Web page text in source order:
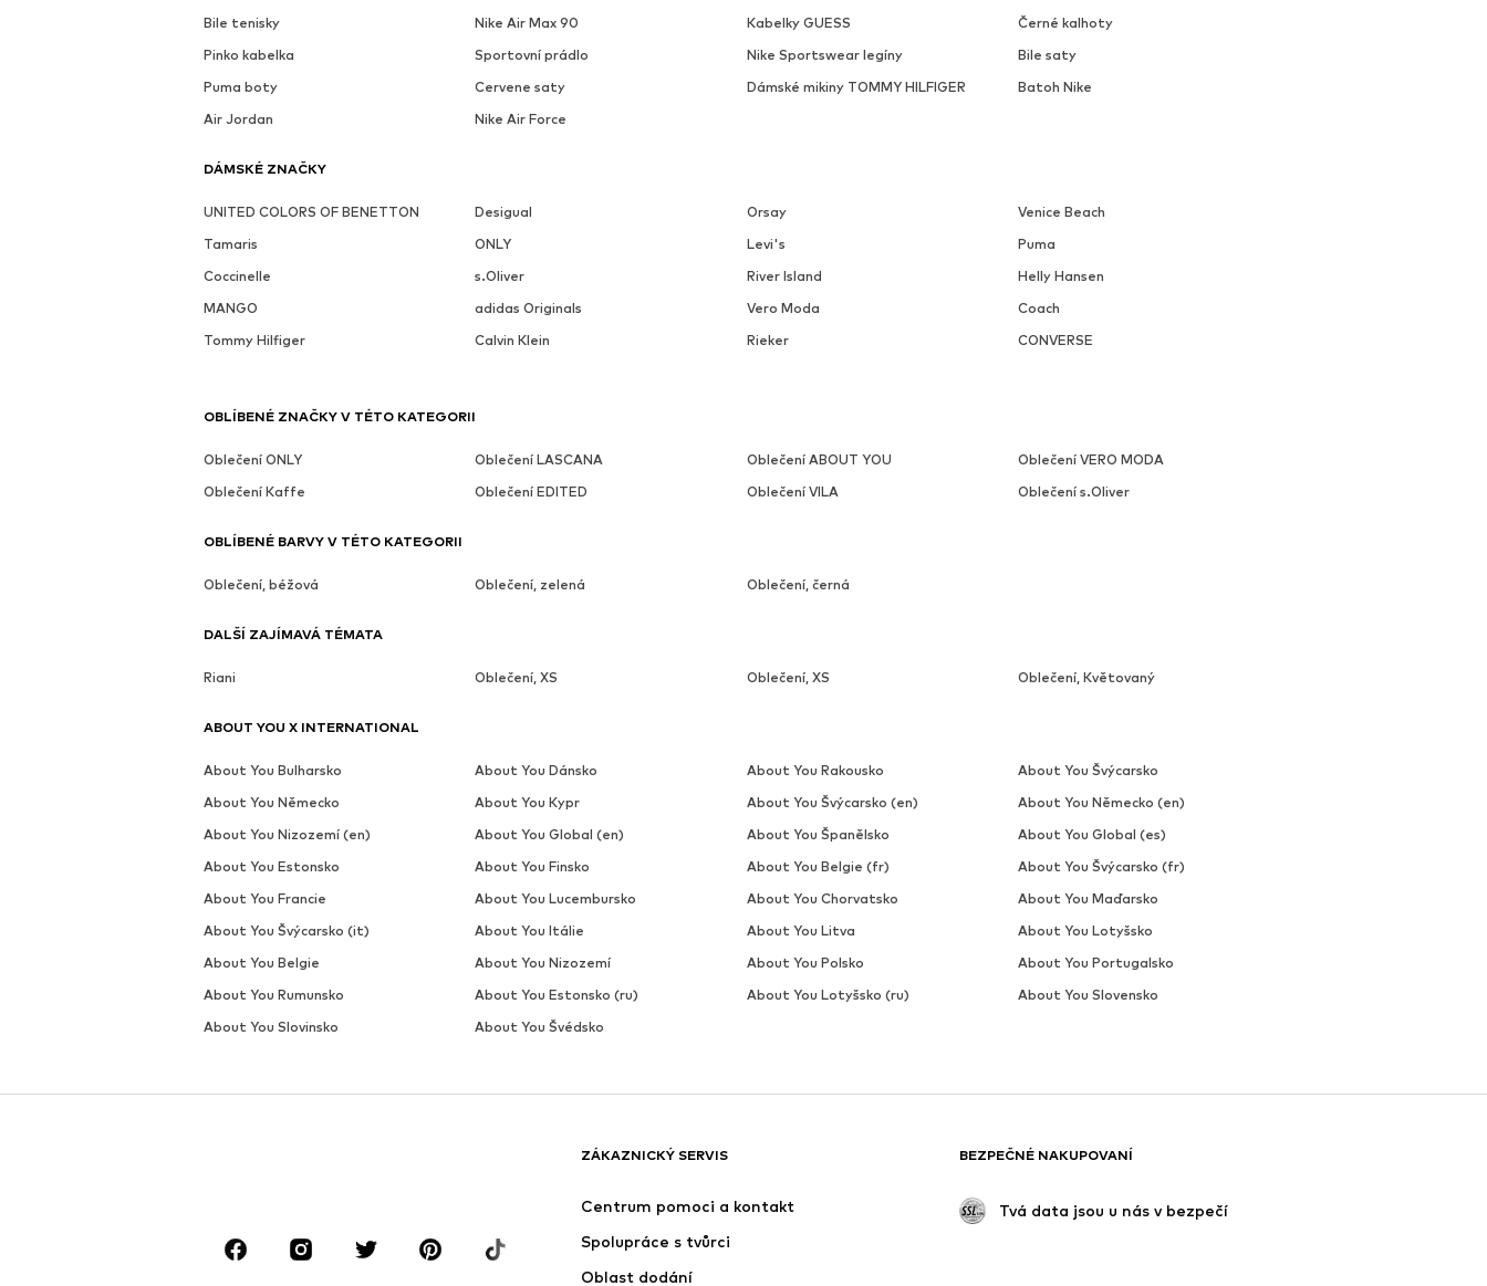
Bile tenisky
Nike Air Max 90 Kabelky GUESS
Černé kalhoty
Pinko kabelka
Sportovní prádlo Nike Sportswear legíny
Bile saty
Puma boty
Cervene saty Dámské mikiny TOMMY HILFIGER
Batoh Nike
Air Jordan
Nike Air Force
DÁMSKÉ ZNAČKY
UNITED COLORS OF BENETTON Desigual Orsay
Venice Beach
Tamaris
ONLY Levi's
Puma
Coccinelle
s.Oliver River Island
Helly Hansen
MANGO
adidas Originals Vero Moda
Coach
Tommy Hilfiger
Calvin Klein Rieker CONVERSE
ZÁKAZNICKÝ SERVIS
Centrum pomoci a kontakt
Spolupráce s tvůrci
Oblast dodání
BEZPEČNÉ NAKUPOVANÍ
Tvá data jsou u nás v bezpečí
OBLÍBENÉ ZNAČKY V TÉTO KATEGORII
Oblečení ONLY Oblečení LASCANA Oblečení ABOUT YOU
Oblečení VERO MODA
Oblečení Kaffe
Oblečení EDITED Oblečení VILA Oblečení s.Oliver
OBLÍBENÉ BARVY V TÉTO KATEGORII
Oblečení, béžová Oblečení, zelená Oblečení, černá
DALŠÍ ZAJÍMAVÁ TÉMATA
Riani Oblečení, XS Oblečení, XS Oblečení, Květovaný
ABOUT YOU X INTERNATIONAL
About You Bulharsko About You Dánsko About You Rakousko
About You Švýcarsko
About You Německo
About You Kypr About You Švýcarsko (en)
About You Německo (en)
About You Nizozemí (en)
About You Global (en) About You Španělsko
About You Global (es)
About You Estonsko
About You Finsko About You Belgie (fr)
About You Švýcarsko (fr)
About You Francie
About You Lucembursko About You Chorvatsko
About You Maďarsko
About You Švýcarsko (it)
About You Itálie About You Litva
About You Lotyšsko
About You Belgie
About You Nizozemí About You Polsko
About You Portugalsko
About You Rumunsko
About You Estonsko (ru) About You Lotyšsko (ru)
About You Slovensko
About You Slovinsko
About You Švédsko